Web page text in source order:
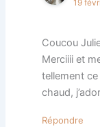
19
Coucou
Merciiii et
tellement
chaud,
Répondre